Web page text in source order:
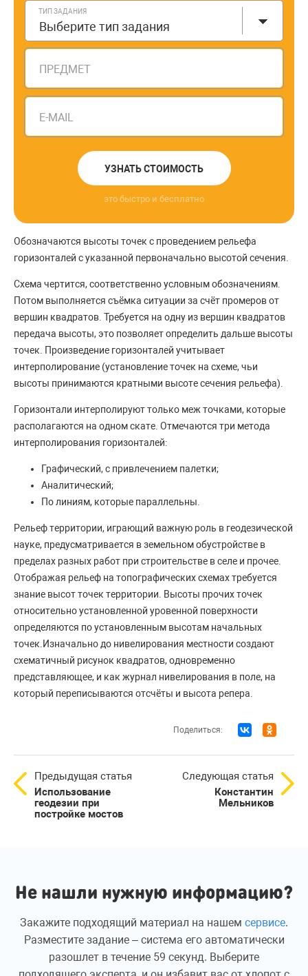
ТИП ЗАДАНИЯ
Выберите тип задания
ПРЕДМЕТ
E-MAIL
УЗНАТЬ СТОИМОСТЬ
это быстро и бесплатно
Обозначаются высоты точек с проведением рельефа
горизонталей с указанной первоначально высотой сечения.
Схема чертится, соответственно условным обозначениям.
Потом выполняется съёмка ситуации за счёт промеров от
вершин квадратов. Требуется на одну из вершин квадратов
передача высоты, это позволяет определить дальше высоты
точек. Произведение горизонталей учитывает
интерполирование (установление точек на схеме, чьи
высоты принимаются кратными высоте сечения рельефа).
Горизонтали интерполируют только меж точками, которые
располагаются на одном скате. Отмечаются три метода
интерполирования горизонталей:
Графический, с привлечением палетки;
Аналитический;
По линиям, которые параллельны.
Рельеф территории, играющий важную роль в геодезической
науке, предусматривается в земельном обустройстве в
пределах разных работ при строительстве в селе и прочее.
Отображая рельеф на топографических схемах требуется
знание высот точек территории. Высоты прочих точек
относительно установленной уровенной поверхности
определяются по установленным высотам начальных
точек.Изначально до нивелирования местности создают
схематичный рисунок квадратов, одновременно
представляющее, и как журнал нивелирования в поле, на
который переписываются отсчёты и высота репера.
Поделиться:
Предыдущая статья
Использование
геодезии при
постройке мостов
Следующая статья
Константин
Мельников
Не нашли нужную информацию?
Закажите подходящий материал на нашем сервисе.
Разместите задание – система его автоматически
разошлет в течение 59 секунд. Выберите